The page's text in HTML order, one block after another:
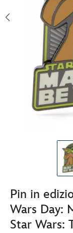
Pin in
Wars Day:
Star Wars: